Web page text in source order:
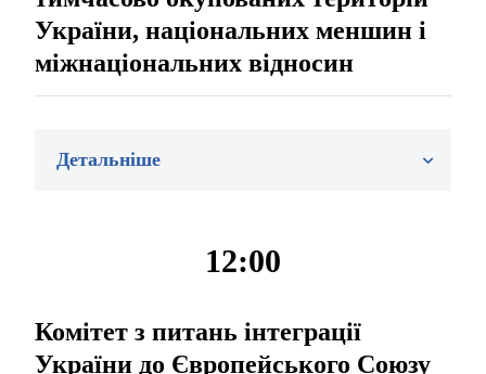
України, національних меншин і
міжнаціональних відносин
Детальніше
12:00
Комітет з питань інтеграції
України до Європейського Союзу